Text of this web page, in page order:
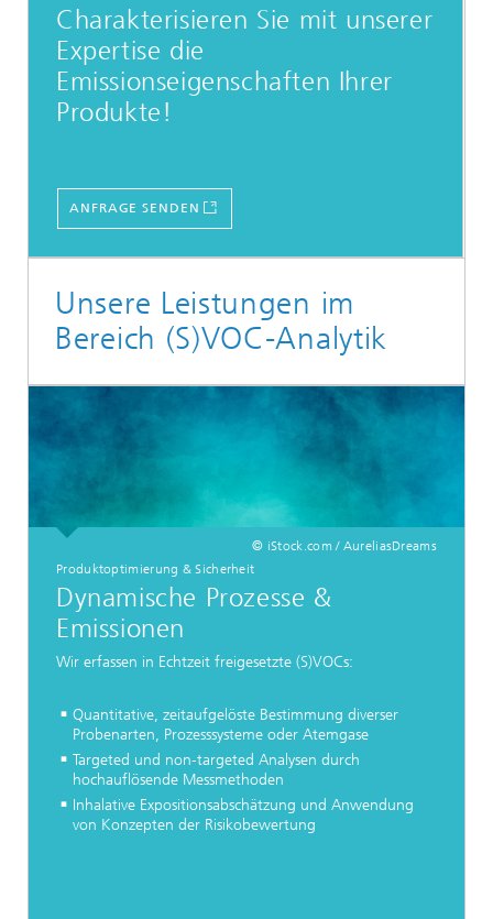
Charakterisieren Sie mit unserer
Expertise die
Emissionseigenschaften Ihrer
Produkte!
ANFRAGE SENDEN
Unsere Leistungen im
Bereich (S)VOC-Analytik
© iStock.com / AureliasDreams
Produktoptimierung & Sicherheit
Dynamische Prozesse &
Emissionen
Wir erfassen in Echtzeit freigesetzte (S)VOCs:
Quantitative, zeitaufgelöste Bestimmung diverser
Probenarten, Prozesssysteme oder Atemgase
Targeted und non-targeted Analysen durch
hochauflösende Messmethoden
Inhalative Expositionsabschätzung und Anwendung
von Konzepten der Risikobewertung